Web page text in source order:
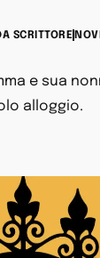
SCRITTORE
e sua
alloggio.